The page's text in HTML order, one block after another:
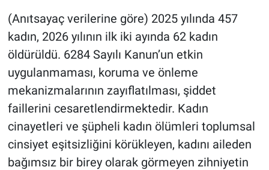
(Anıtsayaç verilerine göre) 2025 yılında 457
kadın, 2026 yılının ilk iki ayında 62 kadın
öldürüldü. 6284 Sayılı Kanun’un etkin
uygulanmaması, koruma ve önleme
mekanizmalarının zayıflatılması, şiddet
faillerini cesaretlendirmektedir. Kadın
cinayetleri ve şüpheli kadın ölümleri toplumsal
cinsiyet eşitsizliğini körükleyen, kadını aileden
bağımsız bir birey olarak görmeyen zihniyetin